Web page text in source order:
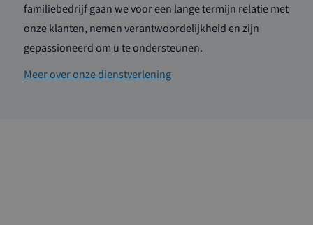
familiebedrijf gaan we voor een lange termijn relatie met
onze klanten, nemen verantwoordelijkheid en zijn
gepassioneerd om u te ondersteunen.
Meer over onze dienstverlening